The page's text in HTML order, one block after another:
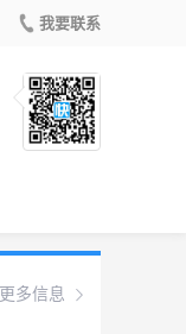
我要联系
更多信息